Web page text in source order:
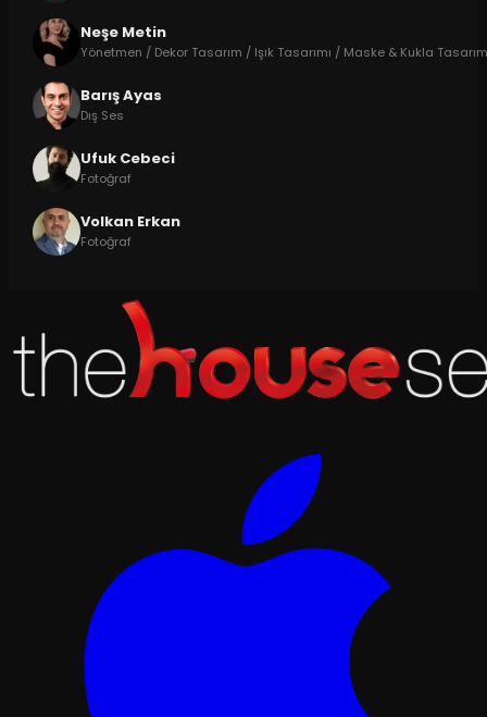
Neşe Metin
Yönetmen / Dekor Tasarım / Işık Tasarımı / Maske & Kukla
Barış Ayas
Dış Ses
Ufuk Cebeci
Fotoğraf
Volkan Erkan
Fotoğraf